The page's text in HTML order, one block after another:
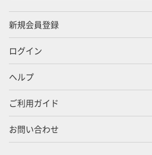
新規会員登録
ログイン
ヘルプ
ご利用ガイド
お問い合わせ